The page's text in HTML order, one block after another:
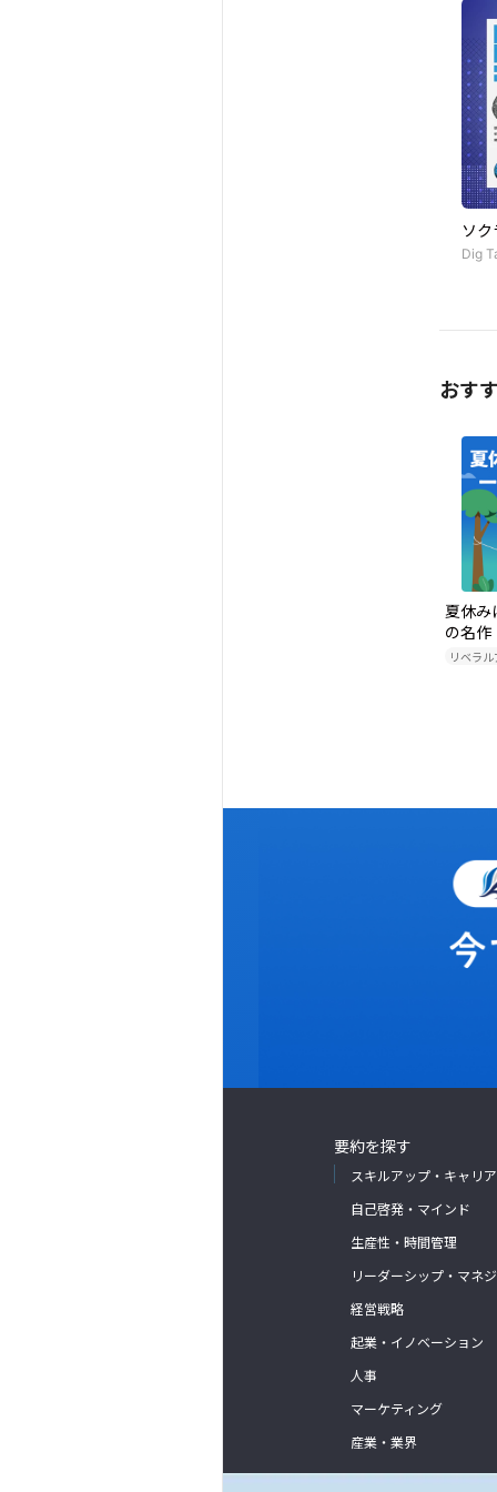
ソ
Dig
おす
夏休み
の名作
リベラル
要約を探す
スキルアップ・キャリア
自己啓発・マインド
生産性・時間管理
リーダーシップ・マネ
経営戦略
起業・イノベーション
人事
マーケティング
産業・業界